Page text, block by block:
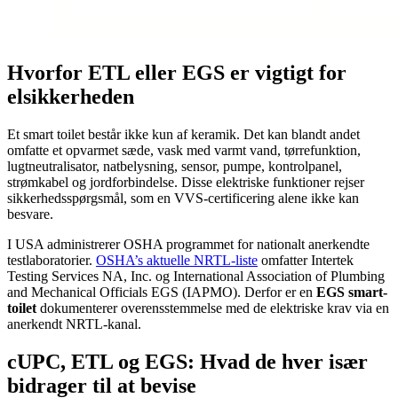
Hvorfor ETL eller EGS er vigtigt for
elsikkerheden
Et smart toilet består ikke kun af keramik. Det kan blandt andet
omfatte et opvarmet sæde, vask med varmt vand, tørrefunktion,
lugtneutralisator, natbelysning, sensor, pumpe, kontrolpanel,
strømkabel og jordforbindelse. Disse elektriske funktioner rejser
sikkerhedsspørgsmål, som en VVS-certificering alene ikke kan
besvare.
I USA administrerer OSHA programmet for nationalt anerkendte
testlaboratorier. OSHA’s aktuelle NRTL-liste omfatter Intertek
Testing Services NA, Inc. og International Association of Plumbing
and Mechanical Officials EGS (IAPMO). Derfor er en EGS smart-
toilet dokumenterer overensstemmelse med de elektriske krav via en
anerkendt NRTL-kanal.
cUPC, ETL og EGS: Hvad de hver især
bidrager til at bevise